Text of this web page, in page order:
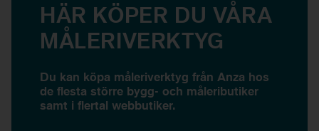
HÄR KÖPER DU VÅRA
MÅLERIVERKTYG
Du kan köpa måleriverktyg från Anza hos
de flesta större bygg- och måleributiker
samt i flertal webbutiker.